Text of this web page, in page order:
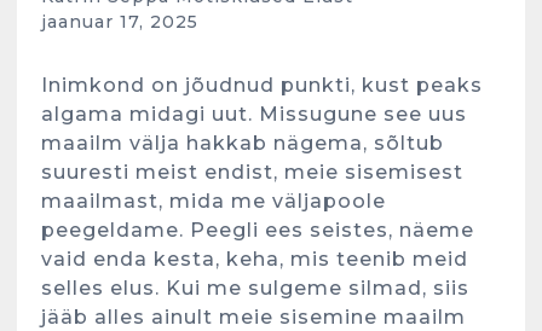
jaanuar 17, 2025
Inimkond on jõudnud punkti, kust peaks
algama midagi uut. Missugune see uus
maailm välja hakkab nägema, sõltub
suuresti meist endist, meie sisemisest
maailmast, mida me väljapoole
peegeldame. Peegli ees seistes, näeme
vaid enda kesta, keha, mis teenib meid
selles elus. Kui me sulgeme silmad, siis
jääb alles ainult meie sisemine maailm